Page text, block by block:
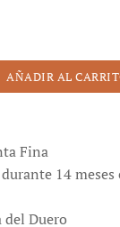
AÑADIR AL
Fina
14 meses
del Duero